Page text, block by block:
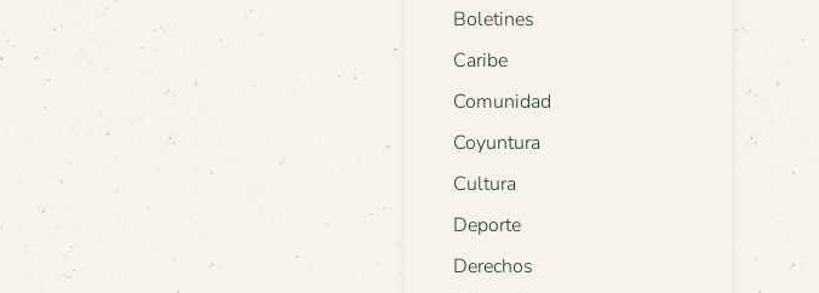
Boletines
Caribe
Comunidad
Coyuntura
Cultura
Deporte
Derechos